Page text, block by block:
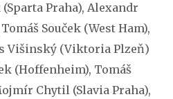
Praha), Alexandr
Souček (West Ham),
Višinský (Viktoria Plzeň)
(Hoffenheim), Tomáš
Chytil (Slavia Praha),